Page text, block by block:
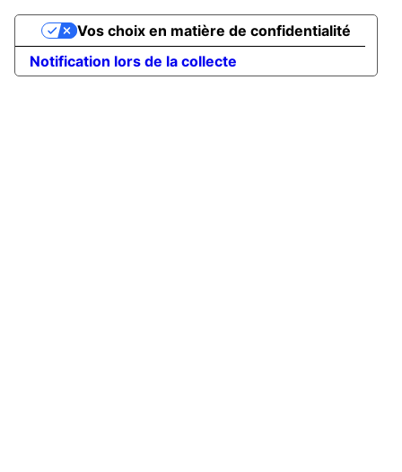
Notification lors de la collecte
Vos choix en matière de confidentialité